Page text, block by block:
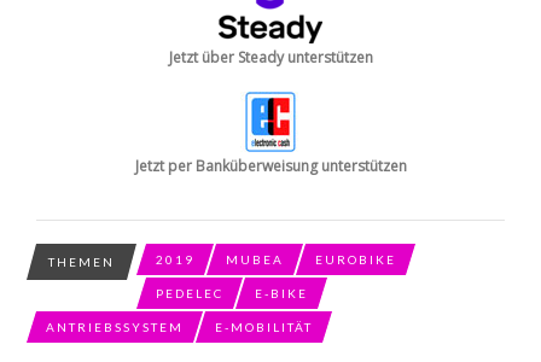
Jetzt über Steady unterstützen
Jetzt per Banküberweisung unterstützen
THEMEN 2019 MUBEA EUROBIKE
PEDELEC E-BIKE
ANTRIEBSSYSTEM E-MOBILITÄT